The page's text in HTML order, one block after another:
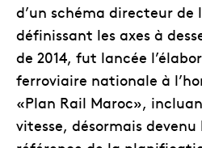
d’un schéma directeur de
définissant les axes à
de 2014, fut lancée
ferroviaire nationale à
«Plan Rail Maroc»,
vitesse, désormais